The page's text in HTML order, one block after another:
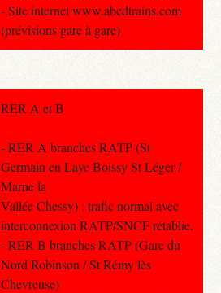
- Site internet www.abcdtrains.com
(prévisions gare à gare)
RER A et B
- RER A branches RATP (St
Germain en Laye Boissy St Léger /
Marne la
Vallée Chessy) : trafic normal avec
interconnexion RATP/SNCF rétablie.
- RER B branches RATP (Gare du
Nord Robinson / St Rémy lès
Chevreuse)